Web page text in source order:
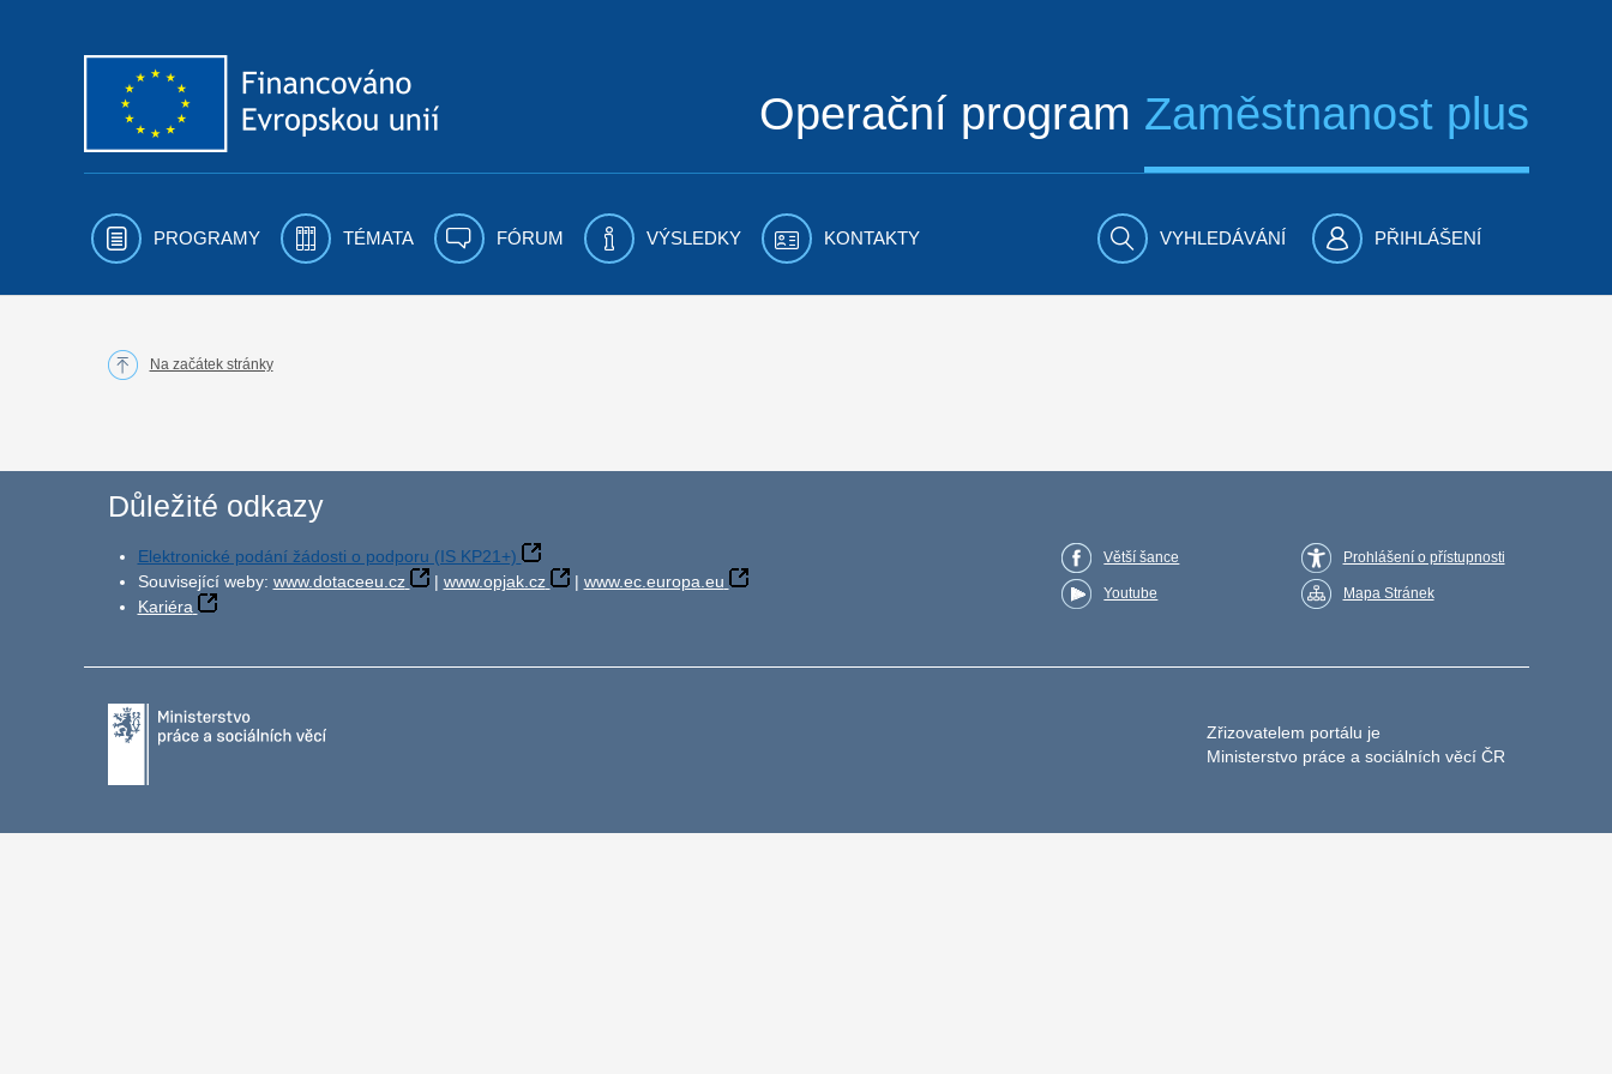
Operační program Zaměstnanost plus
PROGRAMY TÉMATA FÓRUM VÝSLEDKY KONTAKTY VYHLEDÁVÁNÍ PŘIHLÁŠENÍ
Na začátek stránky
Důležité odkazy
Elektronické podání žádosti o podporu (IS KP21+)
Související weby: www.dotaceeu.cz | www.opjak.cz | www.ec.europa.eu
Kariéra
Větší šance
Youtube
Prohlášení o přístupnosti
Mapa Stránek
Zřizovatelem portálu je
Ministerstvo práce a sociálních věcí ČR